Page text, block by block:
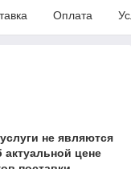
Оплата
не являются
цене